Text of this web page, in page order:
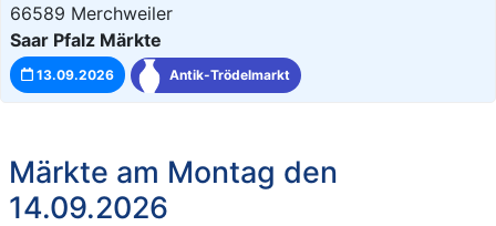
66589 Merchweiler
Saar Pfalz Märkte
13.09.2026 Antik-Trödelmarkt
Märkte am Montag den
14.09.2026